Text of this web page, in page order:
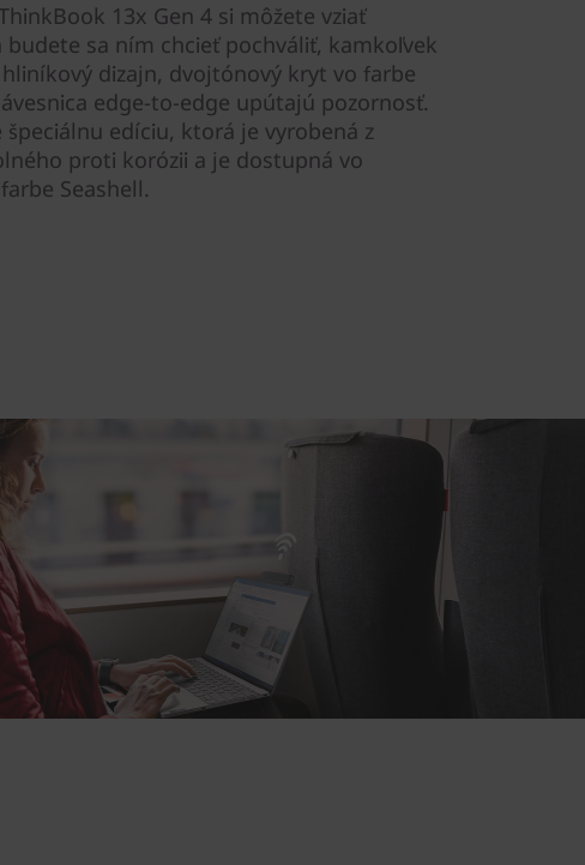
13x Gen 4 si môžete vziať
budete sa ním chcieť pochváliť, kamkoľvek
dizajn, dvojtónový kryt vo farbe
edge-to-edge upútajú pozornosť.
edíciu, ktorá je vyrobená z
proti korózii a je dostupná vo
Seashell.